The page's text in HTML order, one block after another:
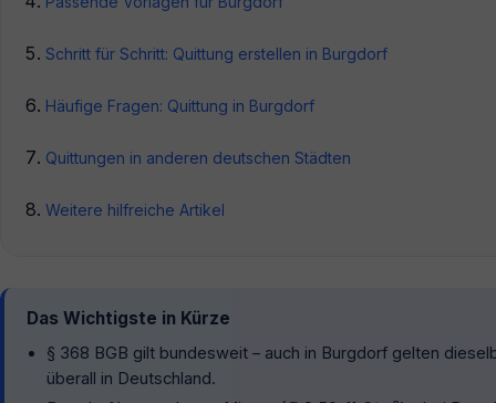
Schritt für Schritt: Quittung erstellen in Burgdorf
Häufige Fragen: Quittung in Burgdorf
Quittungen in anderen deutschen Städten
Weitere hilfreiche Artikel
Das Wichtigste in Kürze
§ 368 BGB gilt bundesweit – auch in Burgdorf gelten
überall in Deutschland.